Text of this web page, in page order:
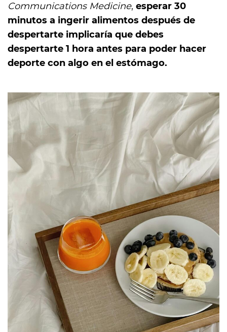
Communications Medicine, esperar 30
minutos a ingerir alimentos después de
despertarte implicaría que debes
despertarte 1 hora antes para poder hacer
deporte con algo en el estómago.